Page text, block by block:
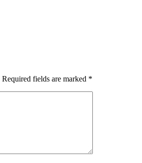
Required fields are marked *